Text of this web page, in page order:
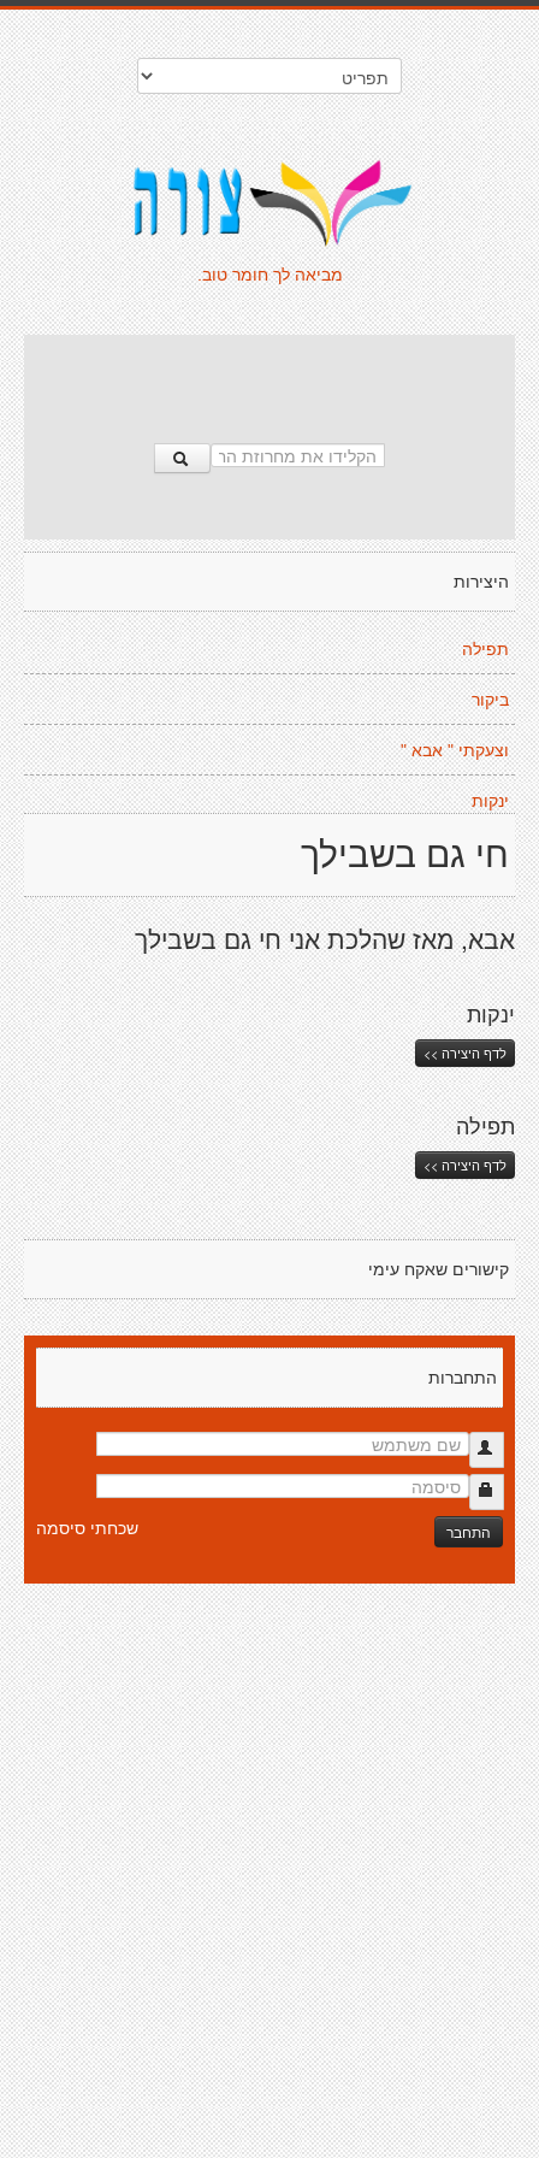
מביאה לך חומר טוב.
היצירות
תפילה
ביקור
וצעקתי " אבא "
ינקות
חי גם בשבילך
אבא, מאז שהלכת אני חי גם בשבילך
ינקות
לדף היצירה >>
תפילה
לדף היצירה >>
קישורים שאקח עימי
התחברות
התחבר שכחתי סיסמה